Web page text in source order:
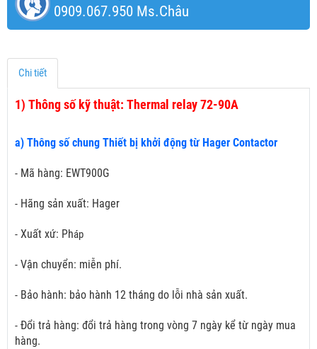
0909.067.950 Ms.Châu
Chi tiết
1) Thông số kỹ thuật: Thermal relay 72-90A
a) Thông số chung Thiết bị khởi động từ Hager Contactor
- Mã hàng: EWT900G
- Hãng sản xuất: Hager
- Xuất xứ: Pháp
- Vận chuyển: miễn phí.
- Bảo hành: bảo hành 12 tháng do lỗi nhà sản xuất.
- Đổi trả hàng: đổi trả hàng trong vòng 7 ngày kể từ ngày mua
hàng.